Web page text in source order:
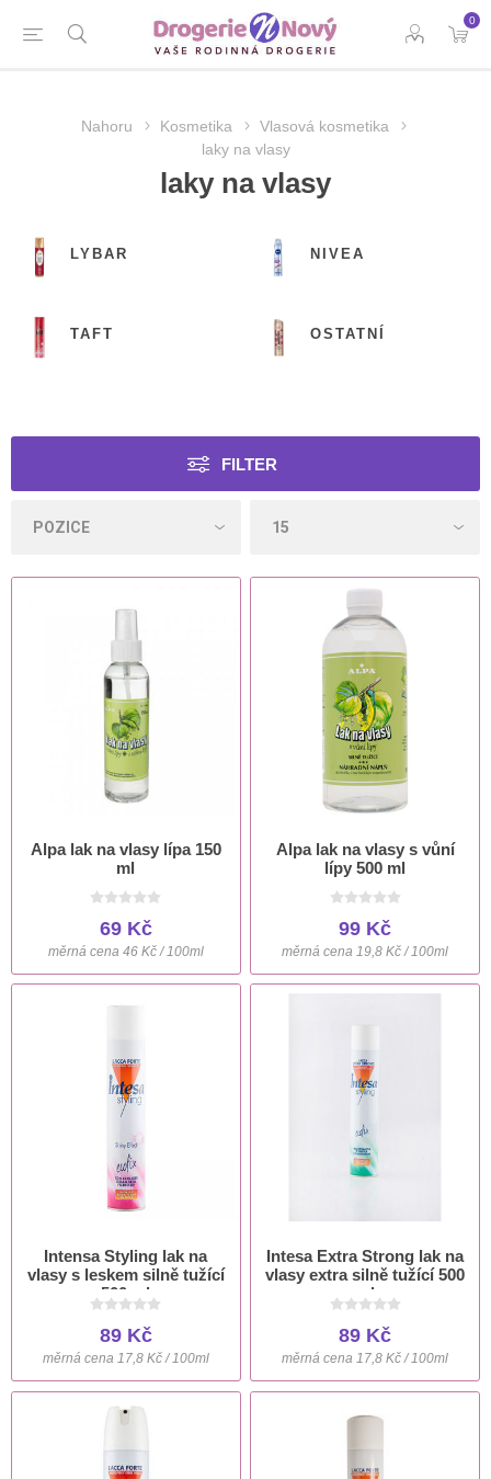
0
Nahoru Kosmetika
Vlasová kosmetika
laky na vlasy
laky na vlasy
LYBAR NIVEA
TAFT OSTATNÍ
FILTER
Alpa lak na vlasy lípa 150
ml
69 Kč
měrná cena 46 Kč / 100ml
Alpa lak na vlasy s vůní
lípy 500 ml
99 Kč
měrná cena 19,8 Kč / 100ml
Intensa Styling lak na
vlasy s leskem silně tužící
500 ml
89 Kč
měrná cena 17,8 Kč / 100ml
Intesa Extra Strong lak na
vlasy extra silně tužící 500
ml
89 Kč
měrná cena 17,8 Kč / 100ml